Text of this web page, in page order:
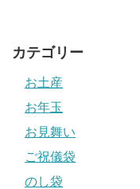
カテゴリー
お土産
お年玉
お見舞い
ご祝儀袋
のし袋